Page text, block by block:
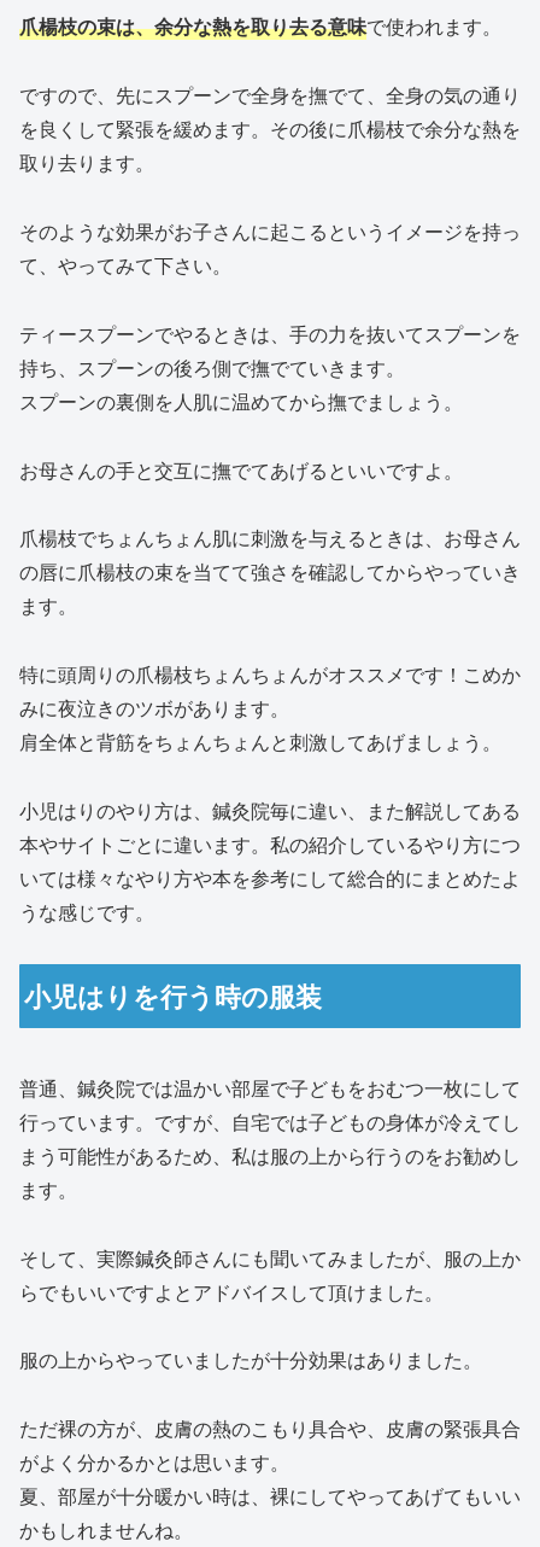
爪楊枝の束は、余分な熱を取り去る意味で使われます。
ですので、先にスプーンで全身を撫でて、全身の気の通り
を良くして緊張を緩めます。その後に爪楊枝で余分な熱を
取り去ります。
そのような効果がお子さんに起こるというイメージを持っ
て、やってみて下さい。
ティースプーンでやるときは、手の力を抜いてスプーンを
持ち、スプーンの後ろ側で撫でていきます。
スプーンの裏側を人肌に温めてから撫でましょう。
お母さんの手と交互に撫でてあげるといいですよ。
爪楊枝でちょんちょん肌に刺激を与えるときは、お母さん
の唇に爪楊枝の束を当てて強さを確認してからやっていき
ます。
特に頭周りの爪楊枝ちょんちょんがオススメです！こめか
みに夜泣きのツボがあります。
肩全体と背筋をちょんちょんと刺激してあげましょう。
小児はりのやり方は、鍼灸院毎に違い、また解説してある
本やサイトごとに違います。私の紹介しているやり方につ
いては様々なやり方や本を参考にして総合的にまとめたよ
うな感じです。
小児はりを行う時の服装
普通、鍼灸院では温かい部屋で子どもをおむつ一枚にして
行っています。ですが、自宅では子どもの身体が冷えてし
まう可能性があるため、私は服の上から行うのをお勧めし
ます。
そして、実際鍼灸師さんにも聞いてみましたが、服の上か
らでもいいですよとアドバイスして頂けました。
服の上からやっていましたが十分効果はありました。
ただ裸の方が、皮膚の熱のこもり具合や、皮膚の緊張具合
がよく分かるかとは思います。
夏、部屋が十分暖かい時は、裸にしてやってあげてもいい
かもしれませんね。